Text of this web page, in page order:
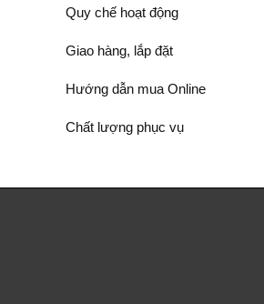
Quy chế hoạt động
Giao hàng, lắp đặt
Hướng dẫn mua Online
Chất lượng phục vụ